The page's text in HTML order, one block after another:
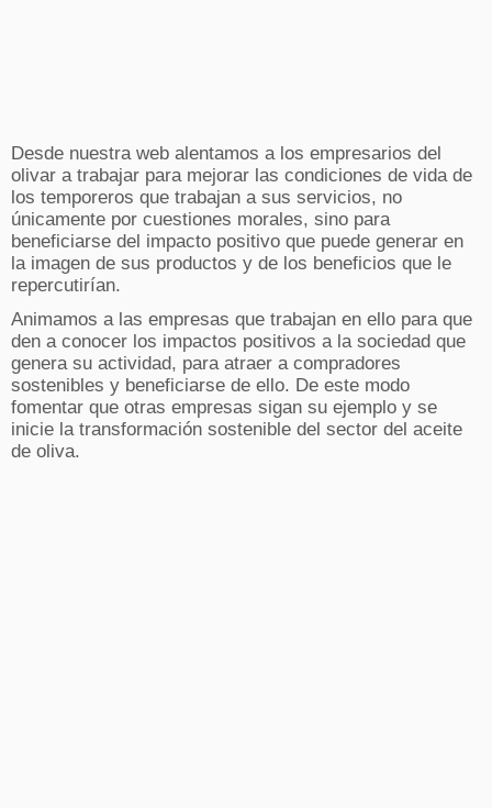
Desde nuestra web alentamos a los empresarios del
olivar a trabajar para mejorar las condiciones de vida de
los temporeros que trabajan a sus servicios, no
únicamente por cuestiones morales, sino para
beneficiarse del impacto positivo que puede generar en
la imagen de sus productos y de los beneficios que le
repercutirían.
Animamos a las empresas que trabajan en ello para que
den a conocer los impactos positivos a la sociedad que
genera su actividad, para atraer a compradores
sostenibles y beneficiarse de ello. De este modo
fomentar que otras empresas sigan su ejemplo y se
inicie la transformación sostenible del sector del aceite
de oliva.